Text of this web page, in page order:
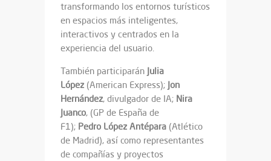
transformando los entornos turísticos
en espacios más inteligentes,
interactivos y centrados en la
experiencia del usuario.
También participarán Julia
López (American Express); Jon
Hernández, divulgador de IA; Nira
Juanco, (GP de España de
F1); Pedro López Antépara (Atlético
de Madrid), así como representantes
de compañías y proyectos